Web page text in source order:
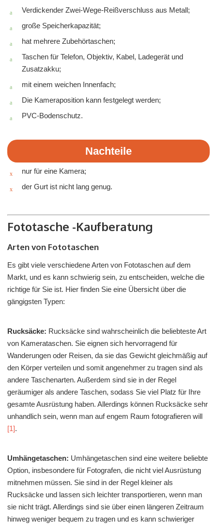
Verdickender Zwei-Wege-Reißverschluss aus Metall;
große Speicherkapazität;
hat mehrere Zubehörtaschen;
Taschen für Telefon, Objektiv, Kabel, Ladegerät und
Zusatzakku;
mit einem weichen Innenfach;
Die Kameraposition kann festgelegt werden;
PVC-Bodenschutz.
Nachteile
nur für eine Kamera;
der Gurt ist nicht lang genug.
Fototasche -Kaufberatung
Arten von Fototaschen
Es gibt viele verschiedene Arten von Fototaschen auf dem
Markt, und es kann schwierig sein, zu entscheiden, welche die
richtige für Sie ist. Hier finden Sie eine Übersicht über die
gängigsten Typen:
Rucksäcke: Rucksäcke sind wahrscheinlich die beliebteste Art
von Kamerataschen. Sie eignen sich hervorragend für
Wanderungen oder Reisen, da sie das Gewicht gleichmäßig auf
den Körper verteilen und somit angenehmer zu tragen sind als
andere Taschenarten. Außerdem sind sie in der Regel
geräumiger als andere Taschen, sodass Sie viel Platz für Ihre
gesamte Ausrüstung haben. Allerdings können Rucksäcke sehr
unhandlich sein, wenn man auf engem Raum fotografieren will
[1].
Umhängetaschen: Umhängetaschen sind eine weitere beliebte
Option, insbesondere für Fotografen, die nicht viel Ausrüstung
mitnehmen müssen. Sie sind in der Regel kleiner als
Rucksäcke und lassen sich leichter transportieren, wenn man
sie nicht trägt. Allerdings sind sie über einen längeren Zeitraum
hinweg weniger bequem zu tragen und es kann schwieriger